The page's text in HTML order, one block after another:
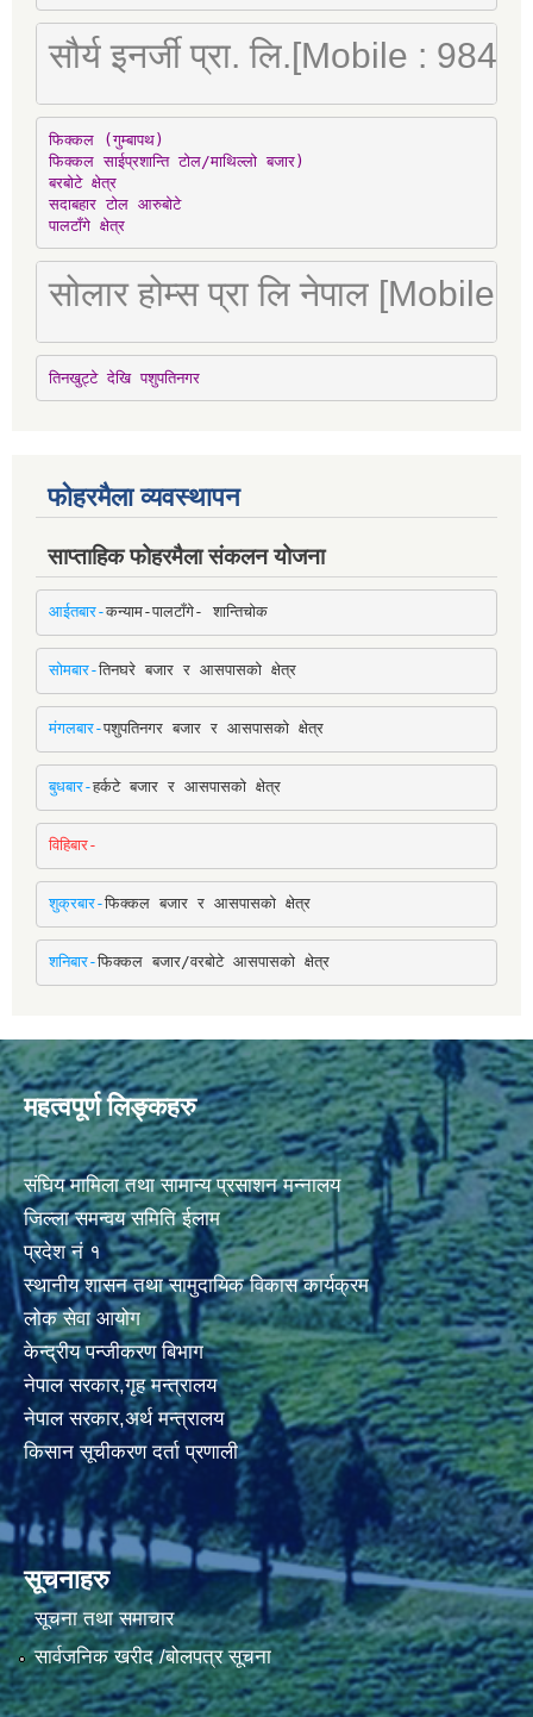
सौर्य इनर्जी प्रा. लि.[Mobile :
फिक्कल (गुम्बापथ)
फिक्कल साईप्रशान्ति टोल/माथिल्लो बजार)
बरबोटे क्षेत्र
सदाबहार टोल आरुबोटे
पालटाँगे क्षेत्र
सोलार होम्स प्रा लि नेपाल [Mobile
तिनखुट्टे देखि पशुपतिनगर
फोहरमैला व्यवस्थापन
साप्ताहिक फोहरमैला संकलन योजना
आईतबार-कन्याम-पालटाँगे- शान्तिचोक
सोमबार-तिनघरे बजार र आसपासको क्षेत्र
मंगलबार-पशुपतिनगर बजार र आसपासको क्षेत्र
बुधबार-हर्कटे बजार र आसपासको क्षेत्र
विहिबार-
शुक्रबार-फिक्कल बजार र आसपासको क्षेत्र
शनिबार-फिक्कल बजार/वरबोटे आसपासको क्षेत्र
महत्वपूर्ण लिङ्कहरु
संघिय मामिला तथा सामान्य प्रसाशन मन्नालय
जिल्ला समन्वय समिति ईलाम
प्रदेश नं १
स्थानीय शासन तथा सामुदायिक विकास कार्यक्रम
लोक सेवा आयोग
केन्द्रीय पन्जीकरण बिभाग
नेपाल सरकार,गृह मन्त्रालय
नेपाल सरकार,अर्थ मन्त्रालय
किसान सूचीकरण दर्ता प्रणाली
सूचनाहरु
सूचना तथा समाचार
सार्वजनिक खरीद /बोलपत्र सूचना